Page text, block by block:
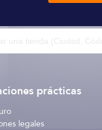
prácticas
legales